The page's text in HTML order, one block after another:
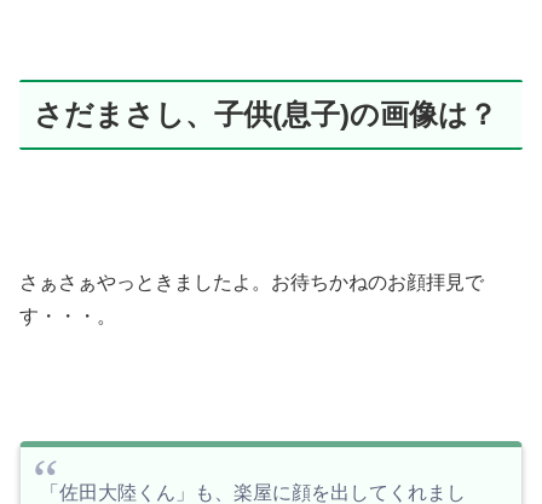
さだまさし、子供(息子)の画像は？
さぁさぁやっときましたよ。お待ちかねのお顔拝見で
す・・・。
「佐田大陸くん」も、楽屋に顔を出してくれまし